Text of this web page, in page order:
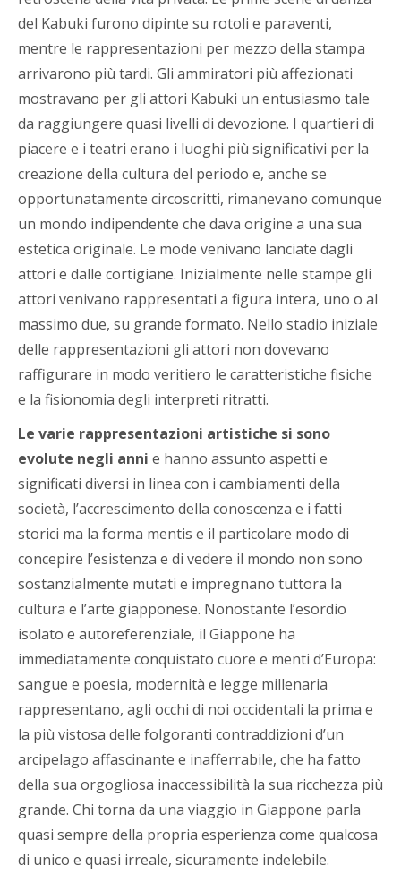
del Kabuki furono dipinte su rotoli e paraventi,
mentre le rappresentazioni per mezzo della stampa
arrivarono più tardi. Gli ammiratori più affezionati
mostravano per gli attori Kabuki un entusiasmo tale
da raggiungere quasi livelli di devozione. I quartieri di
piacere e i teatri erano i luoghi più significativi per la
creazione della cultura del periodo e, anche se
opportunatamente circoscritti, rimanevano comunque
un mondo indipendente che dava origine a una sua
estetica originale. Le mode venivano lanciate dagli
attori e dalle cortigiane. Inizialmente nelle stampe gli
attori venivano rappresentati a figura intera, uno o al
massimo due, su grande formato. Nello stadio iniziale
delle rappresentazioni gli attori non dovevano
raffigurare in modo veritiero le caratteristiche fisiche
e la fisionomia degli interpreti ritratti.
Le varie rappresentazioni artistiche si sono
evolute negli anni e hanno assunto aspetti e
significati diversi in linea con i cambiamenti della
società, l’accrescimento della conoscenza e i fatti
storici ma la forma mentis e il particolare modo di
concepire l’esistenza e di vedere il mondo non sono
sostanzialmente mutati e impregnano tuttora la
cultura e l’arte giapponese. Nonostante l’esordio
isolato e autoreferenziale, il Giappone ha
immediatamente conquistato cuore e menti d’Europa:
sangue e poesia, modernità e legge millenaria
rappresentano, agli occhi di noi occidentali la prima e
la più vistosa delle folgoranti contraddizioni d’un
arcipelago affascinante e inafferrabile, che ha fatto
della sua orgogliosa inaccessibilità la sua ricchezza più
grande. Chi torna da una viaggio in Giappone parla
quasi sempre della propria esperienza come qualcosa
di unico e quasi irreale, sicuramente indelebile.